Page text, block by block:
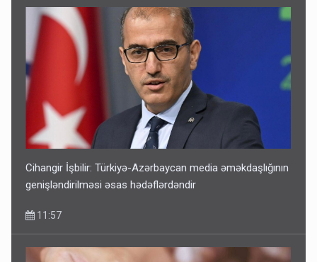
Cihangir İşbilir: Türkiyə-Azərbaycan media əməkdaşlığının
genişləndirilməsi əsas hədəflərdəndir
11:57